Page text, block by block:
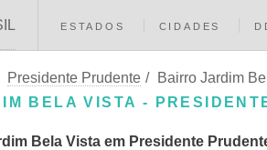
ESTADOS CIDADES
Presidente Prudente /
Bairro Jardim
BELA VISTA -
Bela Vista em Presidente